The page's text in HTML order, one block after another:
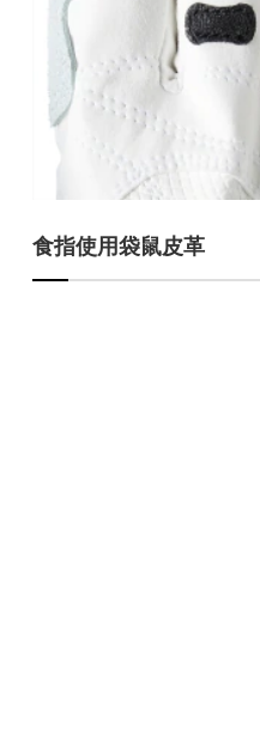
食指使用袋鼠皮革